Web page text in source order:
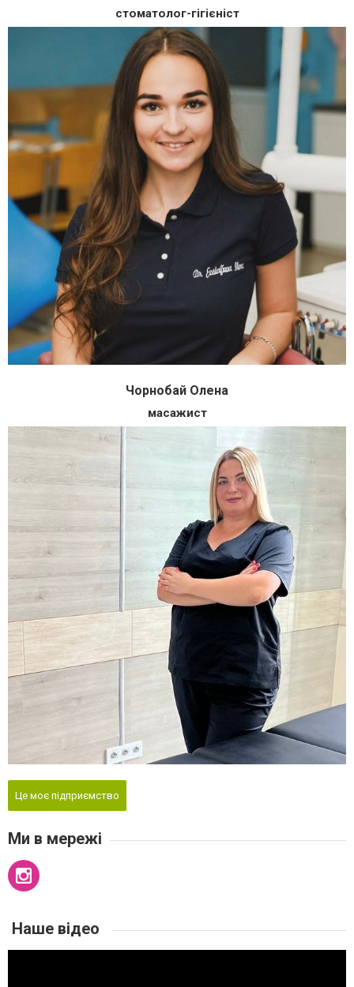
стоматолог-гігієніст
Чорнобай Олена
масажист
Це моє підприємство
Ми в мережі
Наше відео